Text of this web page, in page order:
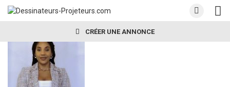
CRÉER UNE ANNONCE